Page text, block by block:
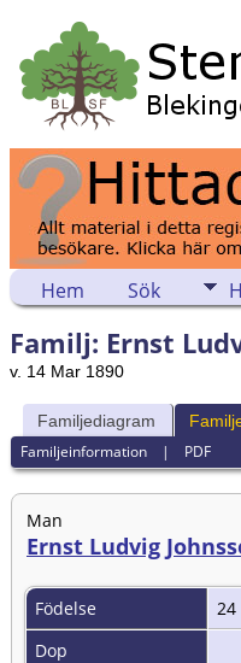
Hem Sök
Familj: Ernst
v. 14 Mar 1890
Familjediagram
Familjeinformation | PDF
Man
Ernst Ludvig
Födelse
Dop